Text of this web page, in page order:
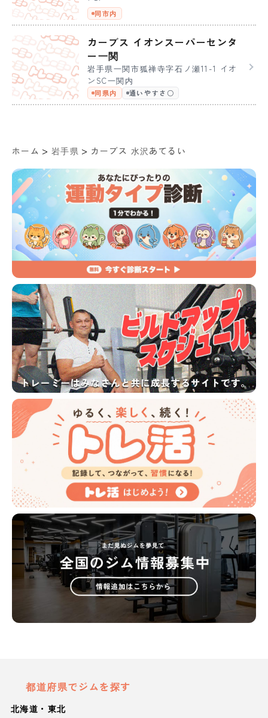
同市内
カーブス イオンスーパーセンタ
ー一関
岩手県一関市狐禅寺字石ノ瀬11-1 イオ
ンSC一関内
同県内 通いやすさ〇
ホーム > 岩手県 > カーブス 水沢あてるい
都道府県でジムを探す
北海道・東北